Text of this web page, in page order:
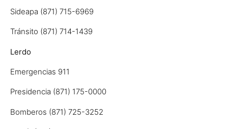
Sideapa (871) 715-6969
Tránsito (871) 714-1439
Lerdo
Emergencias 911
Presidencia (871) 175-0000
Bomberos (871) 725-3252